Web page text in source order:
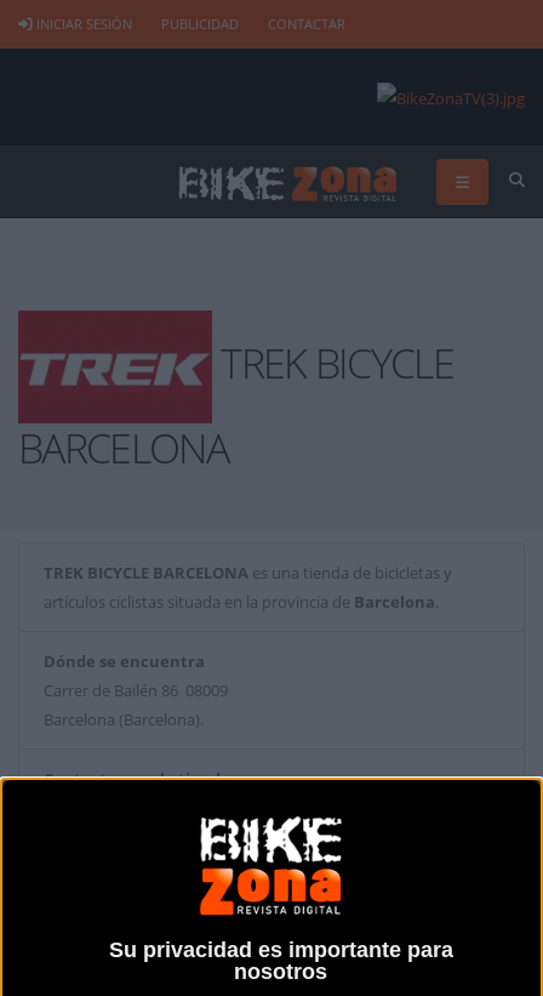
Su privacidad es importante para
nosotros
INICIAR SESIÓN PUBLICIDAD CONTACTAR
TREK BICYCLE
BARCELONA
TREK BICYCLE BARCELONA es una tienda de bicicletas y
artículos ciclistas situada en la provincia de Barcelona.
Dónde se encuentra
Carrer de Bailén 86 08009
Barcelona (Barcelona).
Contactar con la tienda
Web y RRSS de la tienda